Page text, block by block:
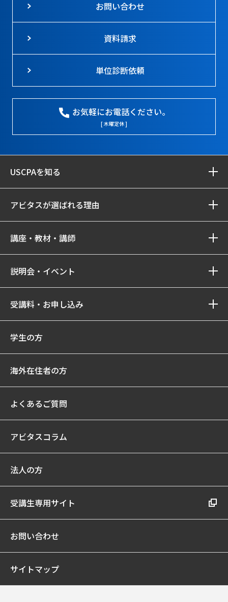
お問い合わせ
資料請求
単位診断依頼
お気軽にお電話ください。
[ 木曜定休 ]
USCPAを知る
アビタスが選ばれる理由
講座・教材・講師
説明会・イベント
受講料・お申し込み
学生の方
海外在住者の方
よくあるご質問
アビタスコラム
法人の方
受講生専用サイト
お問い合わせ
サイトマップ